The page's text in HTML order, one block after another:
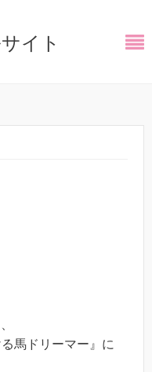
イト
馬ドリーマー』に